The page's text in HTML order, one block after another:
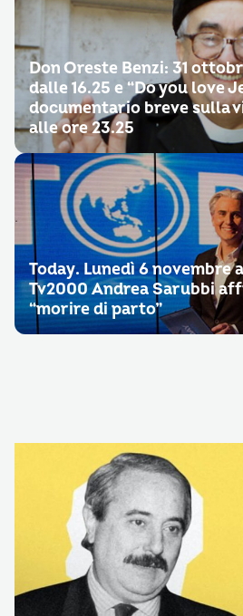
Don Oreste Benzi: 31
dalle 16.25 e “Do you love
documentario breve sulla
alle ore 23.25
Today. Lunedì 6 novembre
Tv2000 Andrea Sarubbi
“morire di parto”